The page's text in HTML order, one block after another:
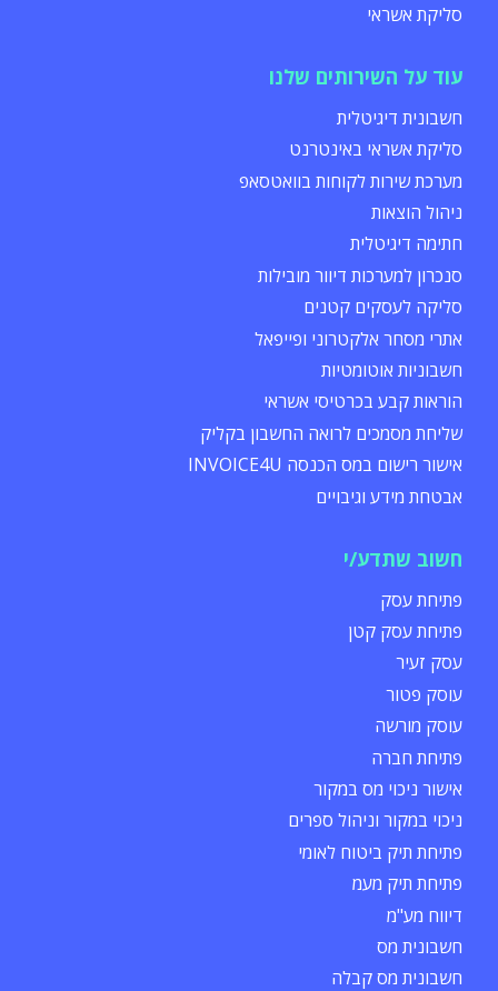
סליקת אשראי
עוד על השירותים שלנו
חשבונית דיגיטלית
סליקת אשראי באינטרנט
מערכת שירות לקוחות בוואטסאפ
ניהול הוצאות
חתימה דיגיטלית
סנכרון למערכות דיוור מובילות
סליקה לעסקים קטנים
אתרי מסחר אלקטרוני ופייפאל
חשבוניות אוטומטיות
הוראות קבע בכרטיסי אשראי
שליחת מסמכים לרואה החשבון בקליק
אישור רישום במס הכנסה INVOICE4U
אבטחת מידע וגיבויים
חשוב שתדע/י
פתיחת עסק
פתיחת עסק קטן
עסק זעיר
עוסק פטור
עוסק מורשה
פתיחת חברה
אישור ניכוי מס במקור
ניכוי במקור וניהול ספרים
פתיחת תיק ביטוח לאומי
פתיחת תיק מעמ
דיווח מע"מ
חשבונית מס
חשבונית מס קבלה